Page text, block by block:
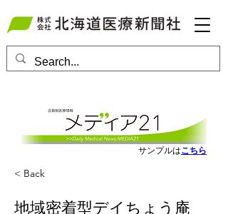
サンプルはこちら
< Back
地域密着型デイちょう庵